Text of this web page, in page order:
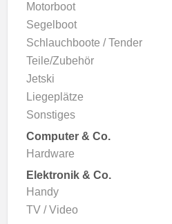
Motorboot
Segelboot
Schlauchboote / Tender
Teile/Zubehör
Jetski
Liegeplätze
Sonstiges
Computer & Co.
Hardware
Elektronik & Co.
Handy
TV / Video